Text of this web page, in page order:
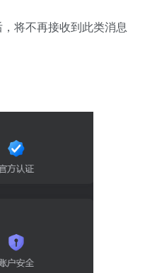
将不再接收到此类消息